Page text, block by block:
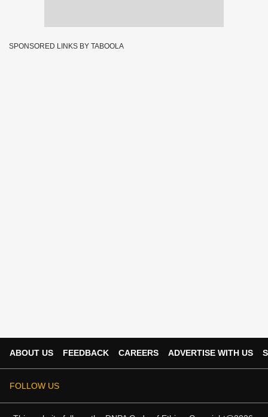
SPONSORED LINKS BY TABOOLA
ABOUT US FEEDBACK CAREERS ADVERTISE WITH US
FOLLOW US